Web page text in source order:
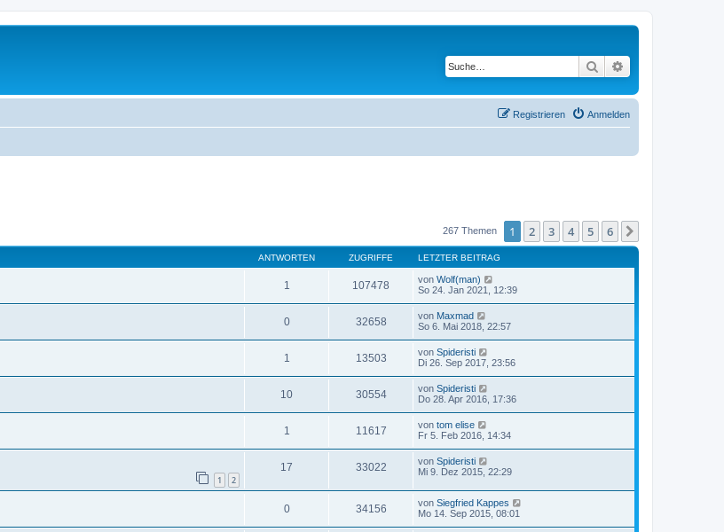
Suche
Anmelden
Registrieren
267 Themen 1 2 3 4 5 6
ANTWORTEN ZUGRIFFE LETZTER BEITRAG
1 107478 von Wolf(man)
So 24. Jan 2021, 12:39
0 32658 von Maxmad
So 6. Mai 2018, 22:57
1 13503 von Spideristi
Di 26. Sep 2017, 23:56
10 30554 von Spideristi
Do 28. Apr 2016, 17:36
1 11617 von tom elise
Fr 5. Feb 2016, 14:34
1 2
17 33022 von Spideristi
Mi 9. Dez 2015, 22:29
0 34156 von Siegfried Kappes
Mo 14. Sep 2015, 08:01